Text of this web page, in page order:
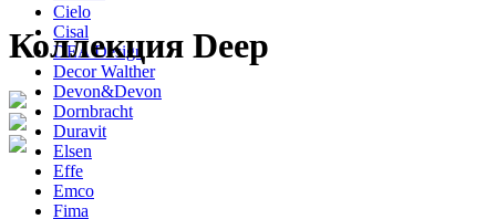
Cielo
Cisal
DEA Design
Decor Walther
Devon&Devon
Dornbracht
Duravit
Elsen
Effe
Emco
Fima
Коллекция Deep